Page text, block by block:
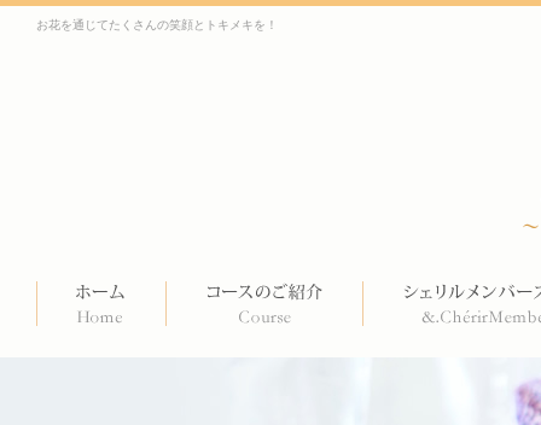
お花を通じてたくさんの笑顔とトキメキを！